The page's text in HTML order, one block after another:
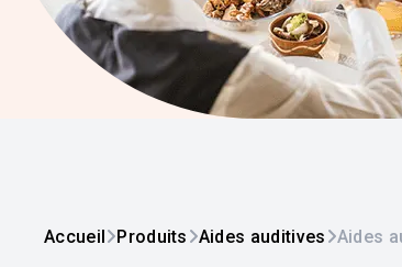
Accueil Produits Aides auditives Aides